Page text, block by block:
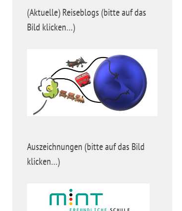
(Aktuelle) Reiseblogs (bitte auf das
Bild klicken…)
Auszeichnungen (bitte auf das Bild
klicken…)